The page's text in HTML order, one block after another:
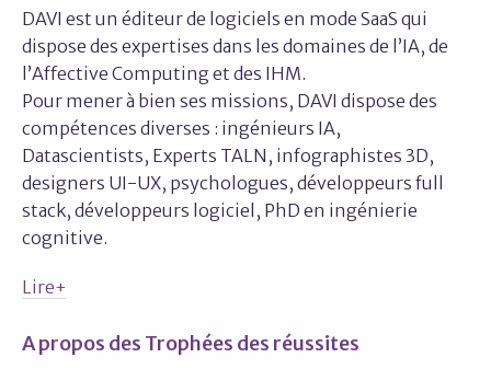
DAVI est un éditeur de logiciels en mode SaaS qui
dispose des expertises dans les domaines de l’IA, de
l’Affective Computing et des IHM.
Pour mener à bien ses missions, DAVI dispose des
compétences diverses : ingénieurs IA,
Datascientists, Experts TALN, infographistes 3D,
designers UI-UX, psychologues, développeurs full
stack, développeurs logiciel, PhD en ingénierie
cognitive.
Lire+
A propos des Trophées des réussites